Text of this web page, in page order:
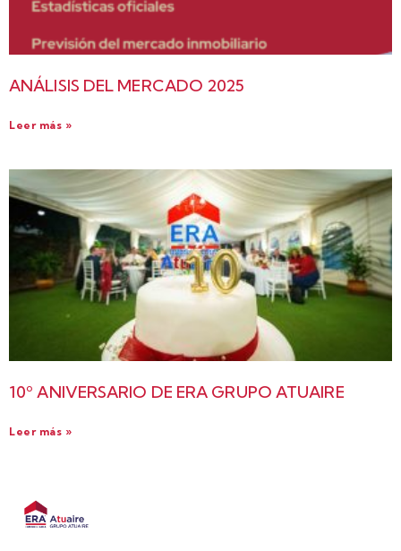
ANÁLISIS DEL MERCADO 2025
Leer más »
10º ANIVERSARIO DE ERA GRUPO ATUAIRE
Leer más »